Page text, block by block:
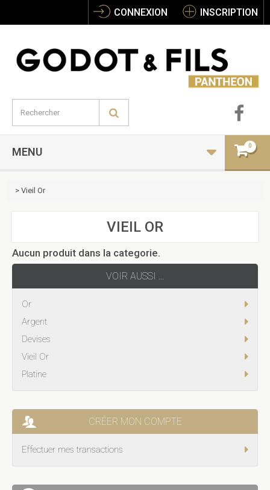
CONNEXION INSCRIPTION
MENU 0
> Vieil Or
VIEIL OR
Aucun produit dans la categorie.
VOIR AUSSI ...
Or
Argent
Devises
Vieil Or
Platine
CRÉER MON COMPTE
Effectuer mes transactions